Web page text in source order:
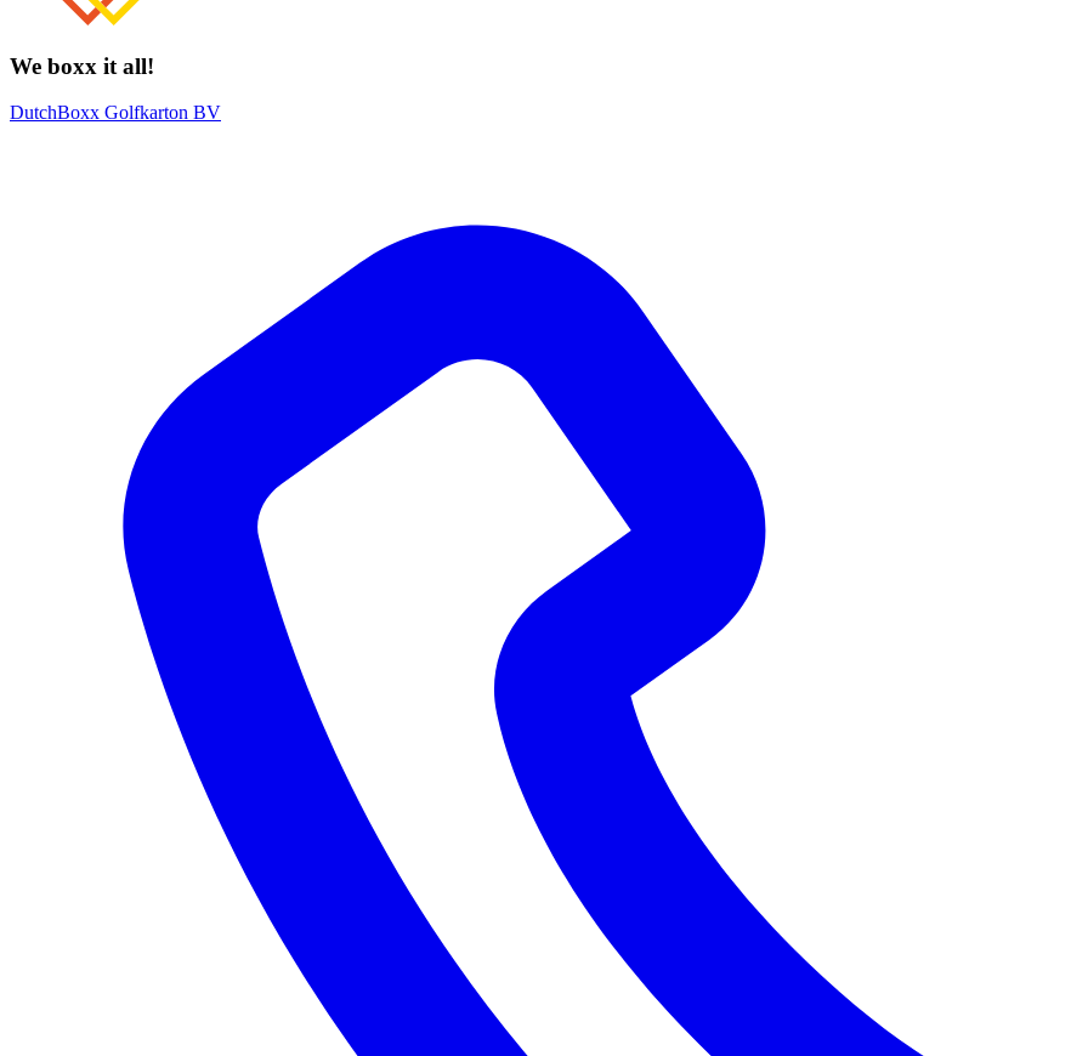
We boxx it all!
DutchBoxx Golfkarton BV